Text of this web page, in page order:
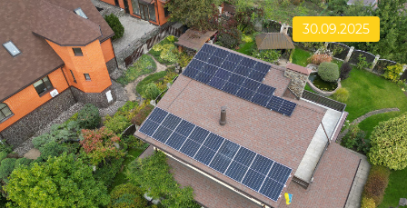
30.09.2025